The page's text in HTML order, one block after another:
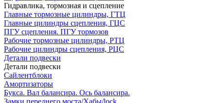
Гидравлика, тормозная и сцепление
Главные тормозные цилиндры, ГТЦ
Главные цилиндры сцепления, ГЦС
ПГУ сцепления. ПГУ тормозов
Рабочие тормозные цилиндры, РТЦ
Рабочие цилиндры сцепления, РЦС
Детали подвески
Детали подвески
Cайлентблоки
Амортизаторы
Букса. Вал балансира. Ось балансира.
Замки переднего моста/Хабы/lock